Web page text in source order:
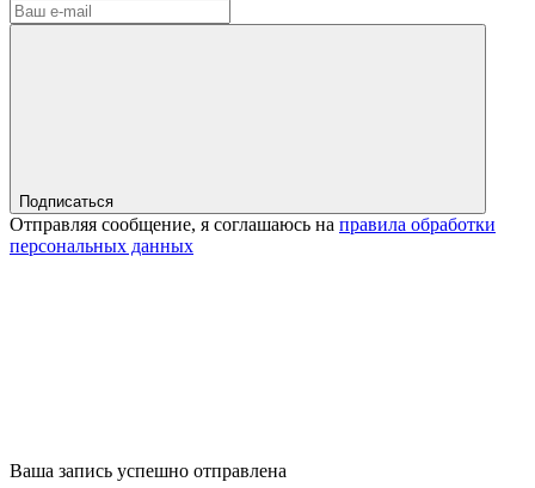
Подписаться
Отправляя сообщение, я соглашаюсь на правила обработки
персональных данных
Ваша запись успешно отправлена